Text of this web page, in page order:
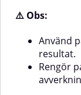
⚠️ Obs:
Använd
resultat.
Rengör